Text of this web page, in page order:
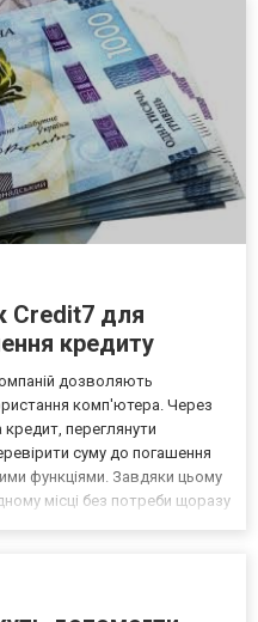
Credit7 для
кредиту
дозволяють
комп'ютера. Через
переглянути
суму до погашення
функціями. Завдяки цьому
місці без потреби щоразу